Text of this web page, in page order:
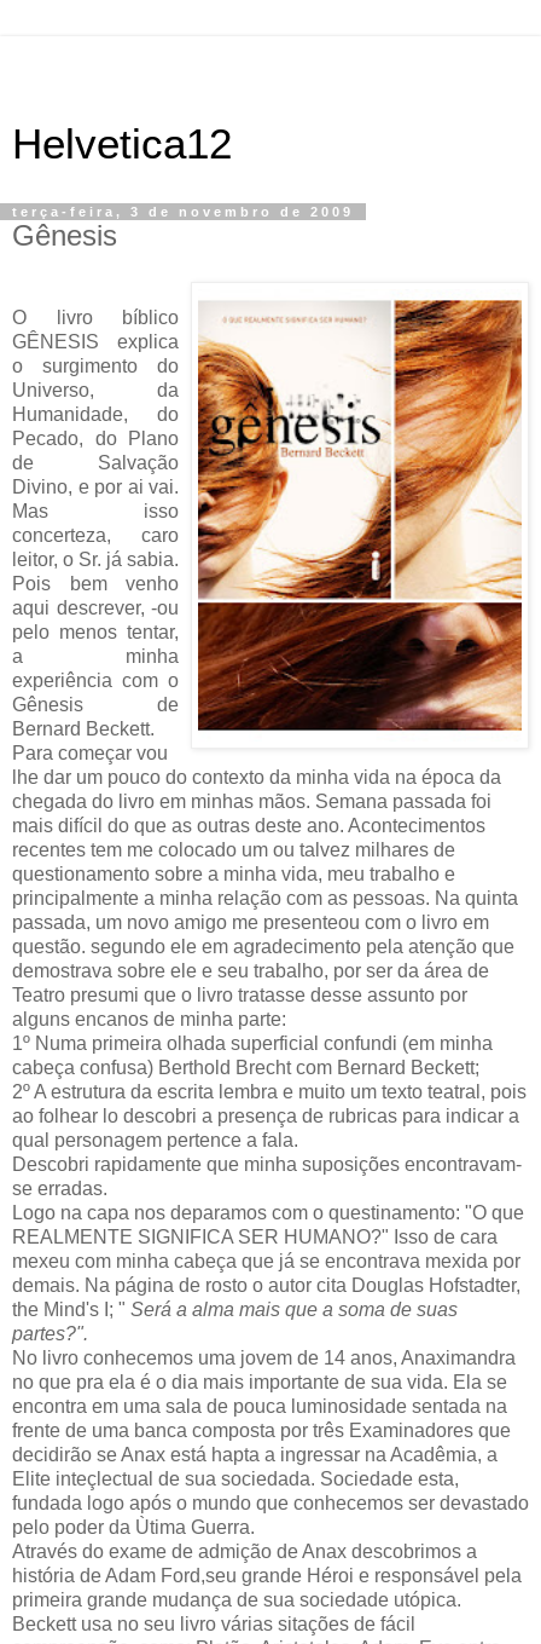
Helvetica12
terça-feira, 3 de novembro de 2009
Gênesis
O livro bíblico
GÊNESIS explica
o surgimento do
Universo, da
Humanidade, do
Pecado, do Plano
de Salvação
Divino, e por ai vai.
Mas isso
concerteza, caro
leitor, o Sr. já sabia.
Pois bem venho
aqui descrever, -ou
pelo menos tentar,
a minha
experiência com o
Gênesis de
Bernard Beckett.
Para começar vou
lhe dar um pouco do contexto da minha vida na época da
chegada do livro em minhas mãos. Semana passada foi
mais difícil do que as outras deste ano. Acontecimentos
recentes tem me colocado um ou talvez milhares de
questionamento sobre a minha vida, meu trabalho e
principalmente a minha relação com as pessoas. Na quinta
passada, um novo amigo me presenteou com o livro em
questão. segundo ele em agradecimento pela atenção que
demostrava sobre ele e seu trabalho, por ser da área de
Teatro presumi que o livro tratasse desse assunto por
alguns encanos de minha parte:
1º Numa primeira olhada superficial confundi (em minha
cabeça confusa) Berthold Brecht com Bernard Beckett;
2º A estrutura da escrita lembra e muito um texto teatral, pois
ao folhear lo descobri a presença de rubricas para indicar a
qual personagem pertence a fala.
Descobri rapidamente que minha suposições encontravam-
se erradas.
Logo na capa nos deparamos com o questinamento: "O que
REALMENTE SIGNIFICA SER HUMANO?" Isso de cara
mexeu com minha cabeça que já se encontrava mexida por
demais. Na página de rosto o autor cita Douglas Hofstadter,
the Mind's I; " Será a alma mais que a soma de suas
partes?".
No livro conhecemos uma jovem de 14 anos, Anaximandra
no que pra ela é o dia mais importante de sua vida. Ela se
encontra em uma sala de pouca luminosidade sentada na
frente de uma banca composta por três Examinadores que
decidirão se Anax está hapta a ingressar na Acadêmia, a
Elite inteçlectual de sua sociedada. Sociedade esta,
fundada logo após o mundo que conhecemos ser devastado
pelo poder da Ùtima Guerra.
Através do exame de admição de Anax descobrimos a
história de Adam Ford,seu grande Héroi e responsável pela
primeira grande mudança de sua sociedade utópica.
Beckett usa no seu livro várias sitações de fácil